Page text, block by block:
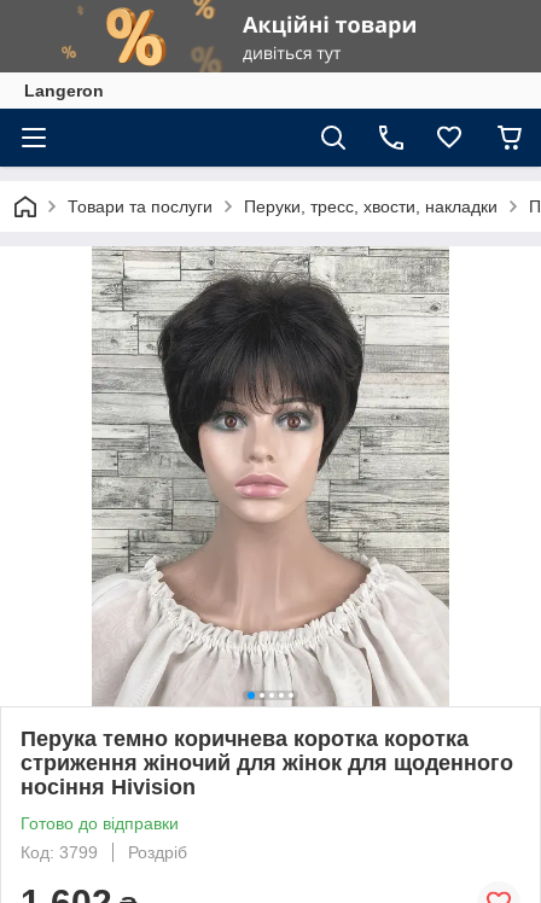
Langeron
Товари та послуги Перуки, тресс, хвости, накладки
Перука темно коричнева коротка коротка
стриження жіночий для жінок для щоденного
носіння Hivision
Готово до відправки
Код: 3799
Роздріб